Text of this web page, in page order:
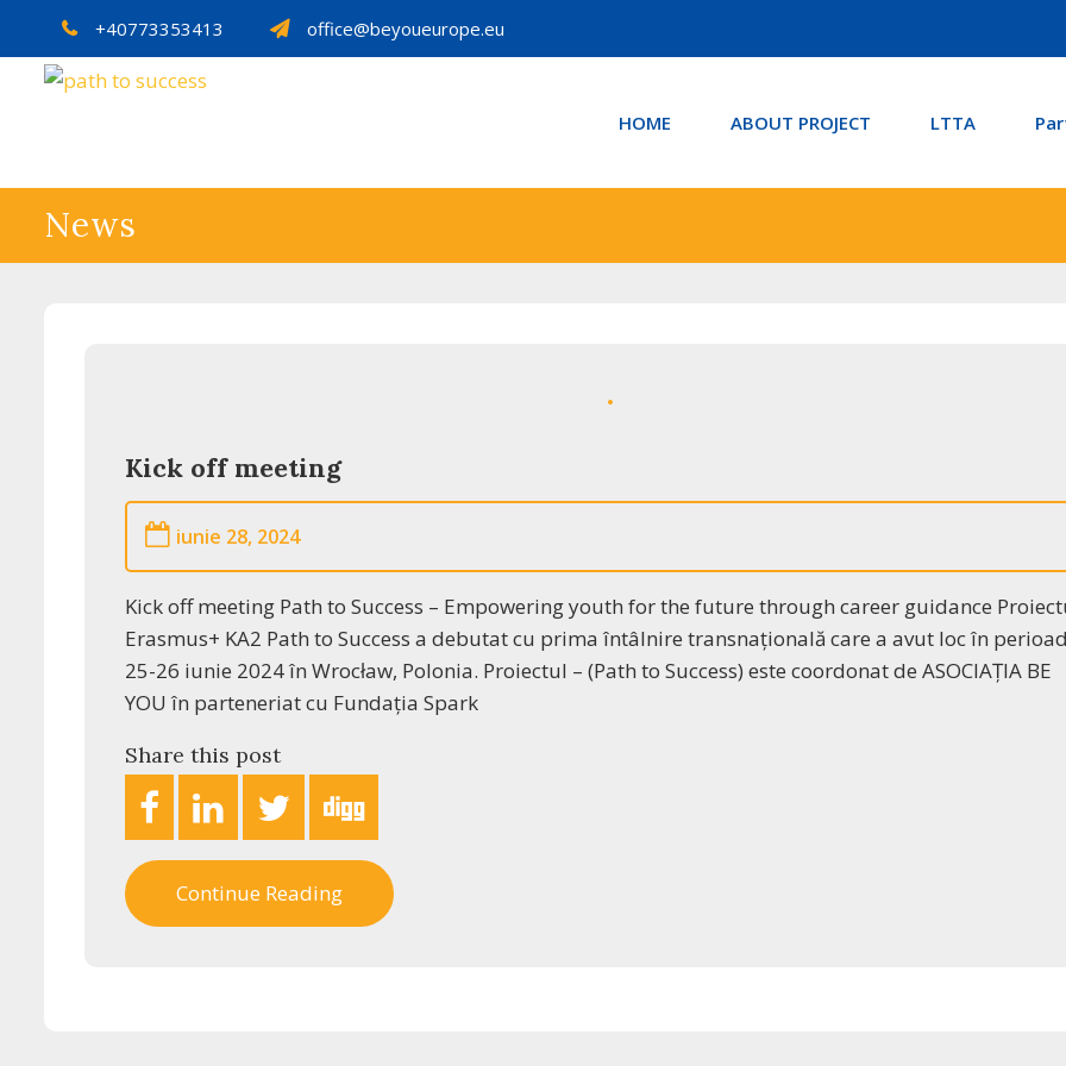
content
+40773353413 office@beyoueurope.eu
HOME ABOUT PROJECT LTTA
News
Kick off meeting
iunie 28, 2024
Kick off meeting Path to Success – Empowering youth for the future through career guidance
Erasmus+ KA2 Path to Success a debutat cu prima întâlnire transnațională care a avut loc în
25-26 iunie 2024 în Wrocław, Polonia. Proiectul – (Path to Success) este coordonat de ASOCIAȚIA BE
YOU în parteneriat cu Fundația Spark
Share this post
Continue Reading